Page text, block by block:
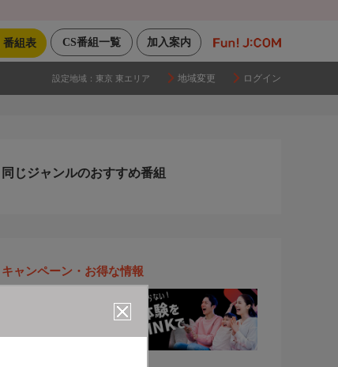
加入案内
CS番組一覧
番組表
設定地域： 東京 東エリア 地域変更 ログイン
同じジャンルのおすすめ番組
キャンペーン・お得な情報